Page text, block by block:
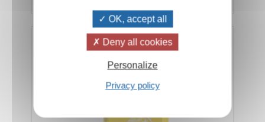
Nouvelle lumière sur les Évangiles
OK, accept all
Deny all cookies
Personalize
Privacy policy